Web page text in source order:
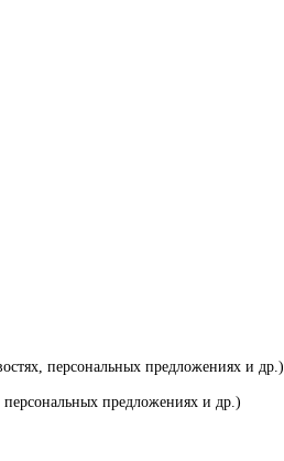
персональных предложениях и др.)
предложениях и др.)